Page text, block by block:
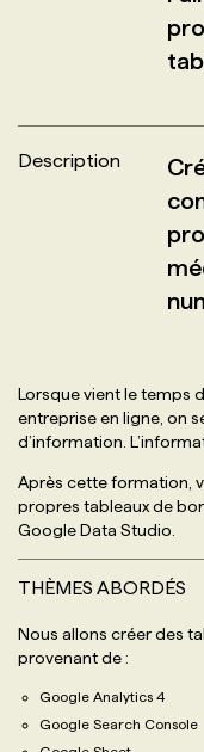
FAQ
ANNONCEZ
Description
Lorsque vient le temps
entreprise en ligne, on
d’information.
Après cette formation,
propres tableaux de
Google Data Studio.
THÈMES ABORDÉS
Nous allons créer des
provenant de :
Google Analytics 4
Google Search Console